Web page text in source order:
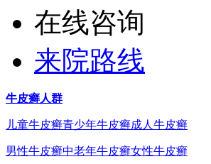
在线咨询
来院路线
牛皮癣人群
儿童牛皮癣青少年牛皮癣成人牛皮癣
男性牛皮癣中老年牛皮癣女性牛皮癣